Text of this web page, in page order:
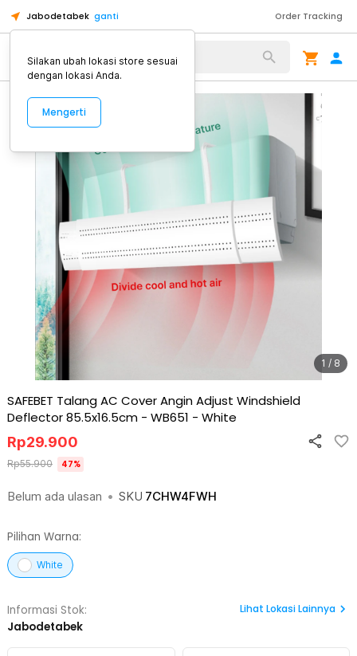
Jabodetabek ganti Order Tracking
Alat Kopi
1 / 8
SAFEBET Talang AC Cover Angin Adjust Windshield
Deflector 85.5x16.5cm - WB651 - White
Belum ada ulasan • SKU 7CHW4FWH
Rp29.900
Rp55.900 47%
Pilihan Warna:
White
Informasi Stok:
Jabodetabek
Lihat Lokasi Lainnya
Silakan ubah lokasi store sesuai
dengan lokasi Anda.
Mengerti